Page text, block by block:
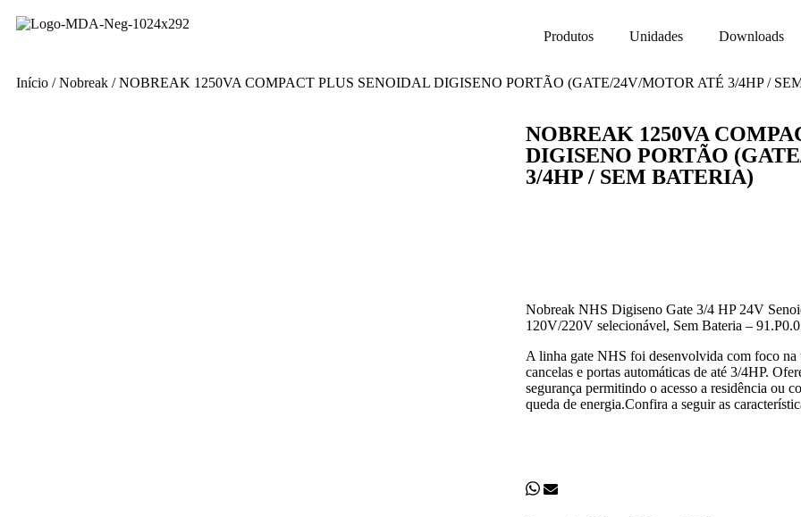
Produtos Unidades Downloads
Início /Nobreak / NOBREAK 1250VA COMPACT PLUS SENOIDAL DIGISENO PORTÃO (GATE/24V/MOTOR ATÉ 3/4HP /
NOBREAK 1250VA
DIGISENO PORTÃO
3/4HP / SEM BATERIA)
Nobreak NHS Digiseno Gate 3/4 HP 24V
120V/220V selecionável, Sem Bateria –
A linha gate NHS foi desenvolvida com foco na
cancelas e portas automáticas de até 3/4HP.
segurança permitindo o acesso a residência ou
queda de energia.Confira a seguir as